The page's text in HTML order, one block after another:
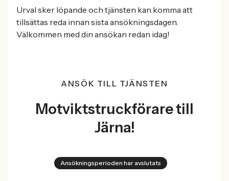
Urval sker löpande och tjänsten kan komma att
tillsättas reda innan sista ansökningsdagen.
Välkommen med din ansökan redan idag!
ANSÖK TILL TJÄNSTEN
Motviktstruckförare till
Järna!
Ansökningsperioden har avslutats